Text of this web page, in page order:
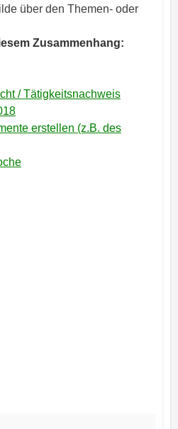
über den Themen- oder
Zusammenhang:
/ Tätigkeitsnachweis
erstellen (z.B. des